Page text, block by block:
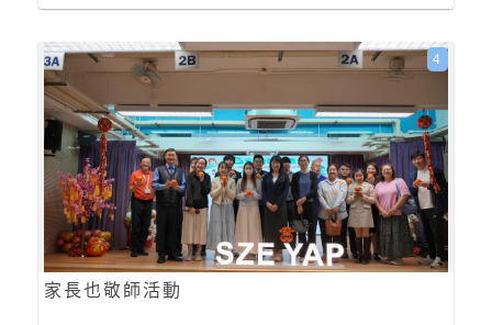
家長也敬師活動
4